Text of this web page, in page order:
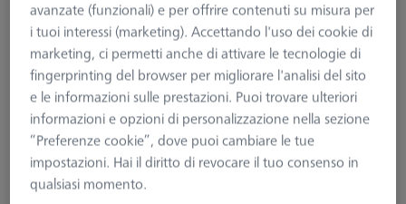
Tipologia di prodotto
Applicazione
avanzate (funzionali) e per offrire contenuti su misura per
i tuoi interessi (marketing). Accettando l'uso dei cookie di
marketing, ci permetti anche di attivare le tecnologie di
fingerprinting del browser per migliorare l'analisi del sito
e le informazioni sulle prestazioni. Puoi trovare ulteriori
informazioni e opzioni di personalizzazione nella sezione
“Preferenze cookie”, dove puoi cambiare le tue
impostazioni. Hai il diritto di revocare il tuo consenso in
qualsiasi momento.